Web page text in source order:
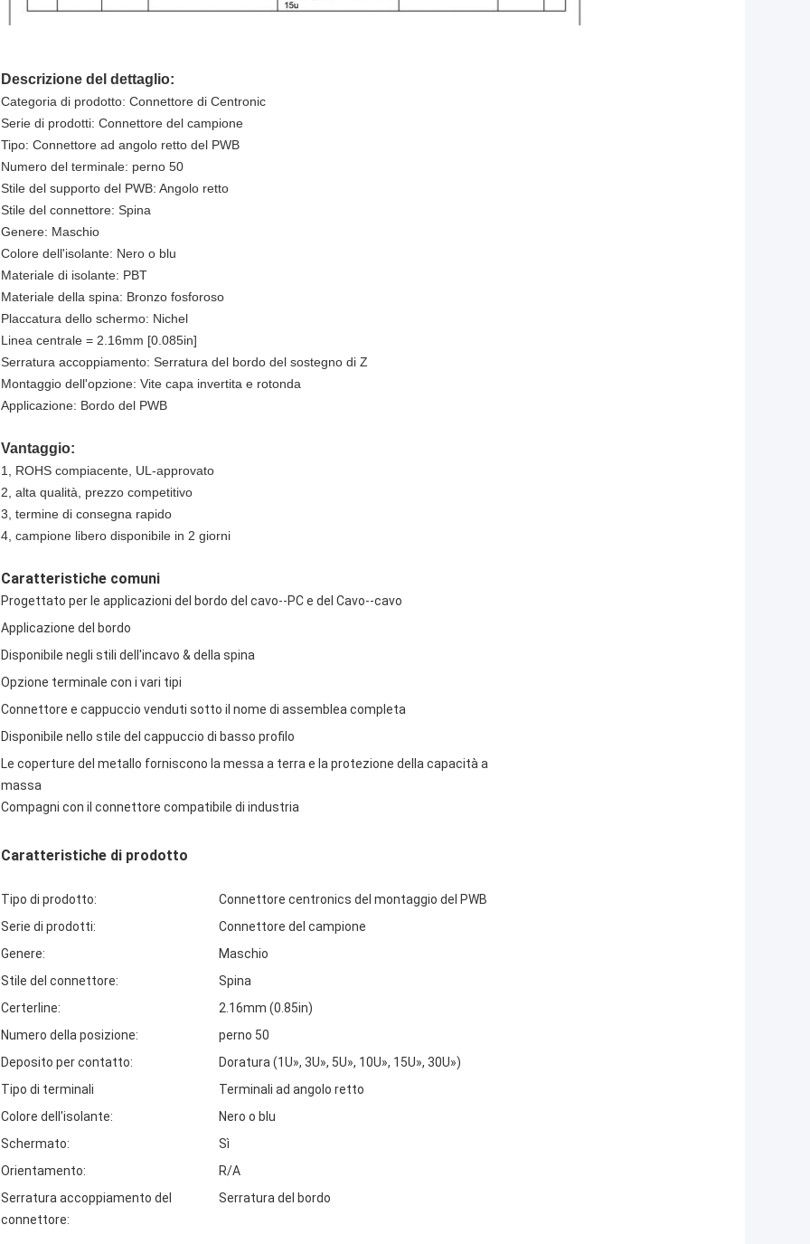
Descrizione del dettaglio:
Categoria di prodotto: Connettore di Centronic
Serie di prodotti: Connettore del campione
Tipo: Connettore ad angolo retto del PWB
Numero del terminale: perno 50
Stile del supporto del PWB: Angolo retto
Stile del connettore: Spina
Genere: Maschio
Colore dell'isolante: Nero o blu
Materiale di isolante: PBT
Materiale della spina: Bronzo fosforoso
Placcatura dello schermo: Nichel
Linea centrale = 2.16mm [0.085in]
Serratura accoppiamento: Serratura del bordo del sostegno di Z
Montaggio dell'opzione: Vite capa invertita e rotonda
Applicazione: Bordo del PWB
Vantaggio:
1, ROHS compiacente, UL-approvato
2, alta qualità, prezzo competitivo
3, termine di consegna rapido
4, campione libero disponibile in 2 giorni
Caratteristiche comuni
Progettato per le applicazioni del bordo del cavo--PC e del Cavo--cavo
Applicazione del bordo
Disponibile negli stili dell'incavo & della spina
Opzione terminale con i vari tipi
Connettore e cappuccio venduti sotto il nome di assemblea completa
Disponibile nello stile del cappuccio di basso profilo
Le coperture del metallo forniscono la messa a terra e la protezione della capacità a
massa
Compagni con il connettore compatibile di industria
Caratteristiche di prodotto
Tipo di prodotto:
Connettore centronics del montaggio del PWB
Serie di prodotti:
Connettore del campione
Genere:
Maschio
Stile del connettore:
Spina
Certerline:
2.16mm (0.85in)
Numero della posizione:
perno 50
Deposito per contatto:
Doratura (1U», 3U», 5U», 10U», 15U», 30U»)
Tipo di terminali
Terminali ad angolo retto
Colore dell'isolante:
Nero o blu
Schermato:
Sì
Orientamento:
R/A
Serratura accoppiamento del
connettore:
Serratura del bordo